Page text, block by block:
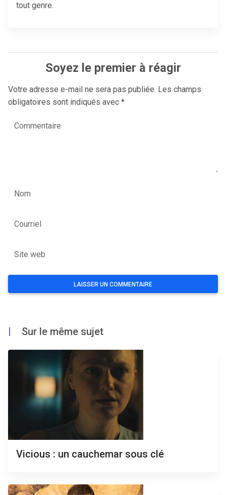
tout genre.
Soyez le premier à réagir
Votre adresse e-mail ne sera pas publiée. Les champs
obligatoires sont indiqués avec *
Commentaire
Nom
Courriel
Site web
| Sur le même sujet
Vicious : un cauchemar sous clé